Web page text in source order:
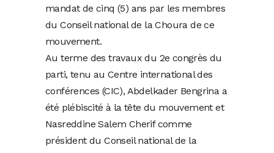
mandat de cinq (5) ans par les membres
du Conseil national de la Choura de ce
mouvement.
Au terme des travaux du 2e congrès du
parti, tenu au Centre international des
conférences (CIC), Abdelkader Bengrina a
été plébiscité à la tête du mouvement et
Nasreddine Salem Cherif comme
président du Conseil national de la